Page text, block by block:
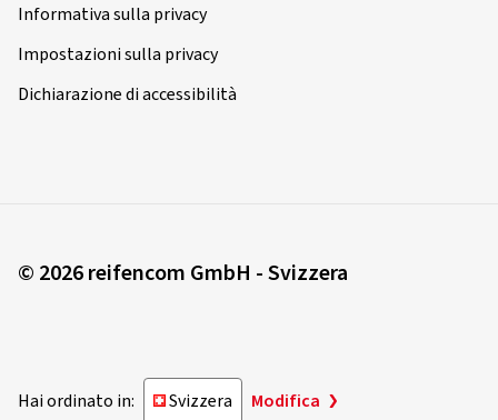
Informativa sulla privacy
Impostazioni sulla privacy
Dichiarazione di accessibilità
© 2026 reifencom GmbH - Svizzera
Hai ordinato in: Svizzera Modifica